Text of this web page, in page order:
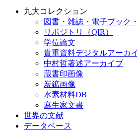
九大コレクション
図書・雑誌・電子ブック
リポジトリ（QIR）
学位論文
貴重資料デジタルアーカ
中村哲著述アーカイブ
蔵書印画像
炭鉱画像
水素材料DB
麻生家文書
世界の文献
データベース